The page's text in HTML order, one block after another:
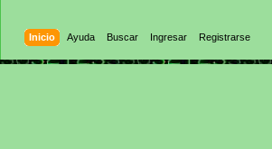
Inicio Ayuda Buscar Ingresar Registrarse